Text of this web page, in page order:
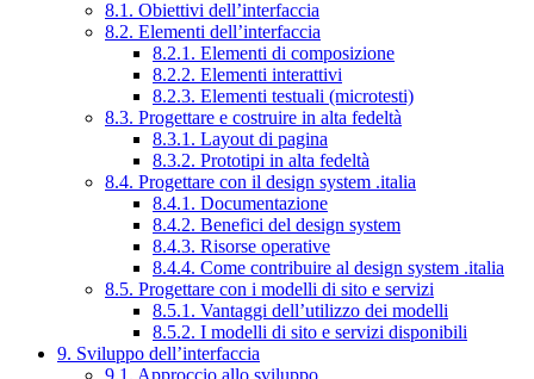
8.1. Obiettivi dell’interfaccia
8.2. Elementi dell’interfaccia
8.2.1. Elementi di composizione
8.2.2. Elementi interattivi
8.2.3. Elementi testuali (microtesti)
8.3. Progettare e costruire in alta fedeltà
8.3.1. Layout di pagina
8.3.2. Prototipi in alta fedeltà
8.4. Progettare con il design system .italia
8.4.1. Documentazione
8.4.2. Benefici del design system
8.4.3. Risorse operative
8.4.4. Come contribuire al design system .italia
8.5. Progettare con i modelli di sito e servizi
8.5.1. Vantaggi dell’utilizzo dei modelli
8.5.2. I modelli di sito e servizi disponibili
9. Sviluppo dell’interfaccia
9.1. Approccio allo sviluppo